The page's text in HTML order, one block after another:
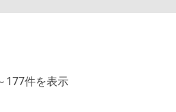
177件を表示